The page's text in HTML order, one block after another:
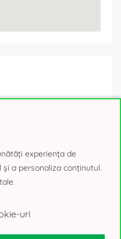
experiența de
a personaliza conținutul.
uri